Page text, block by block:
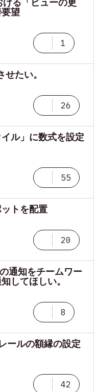
る「ビューの更
望
1
たい。
26
ル」に数式を設定
55
トを配置
20
通知をチームワー
してほしい。
8
ールの額縁の設定
42